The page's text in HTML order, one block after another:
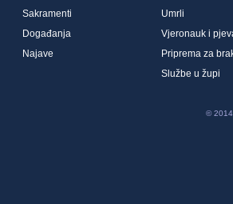
Sakramenti
Događanja
Najave
Umrli
Vjeronauk i
Priprema za
Službe u župi
© 2014